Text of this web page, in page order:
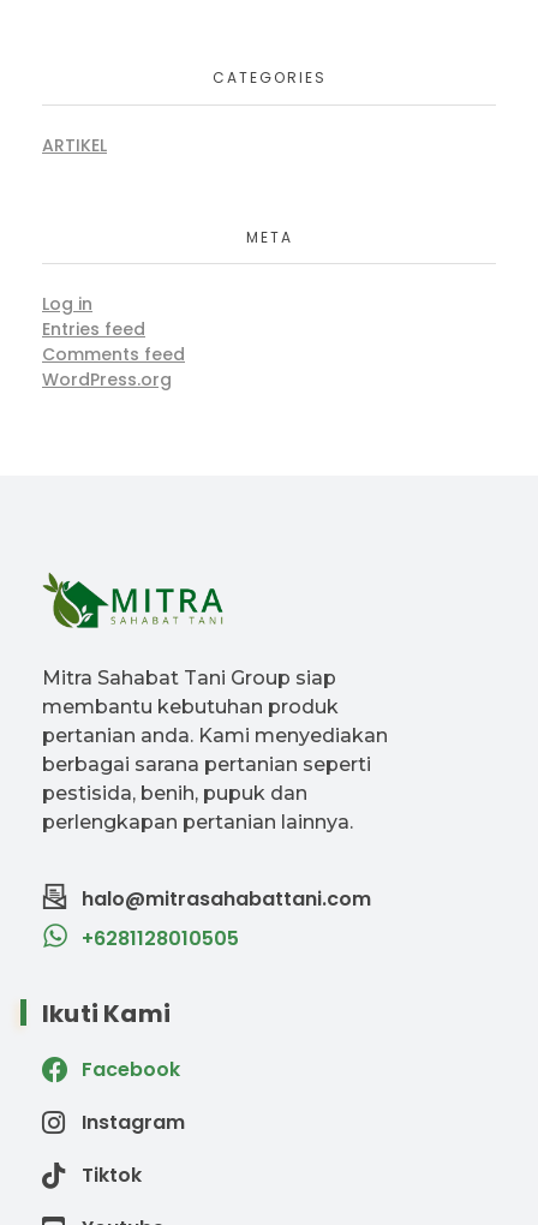
CATEGORIES
ARTIKEL
META
Log in
Entries feed
Comments feed
WordPress.org
Mitra Sahabat Tani Group siap
membantu kebutuhan produk
pertanian anda. Kami menyediakan
berbagai sarana pertanian seperti
pestisida, benih, pupuk dan
perlengkapan pertanian lainnya.
halo@mitrasahabattani.com
+6281128010505
Ikuti Kami
Facebook
Instagram
Tiktok